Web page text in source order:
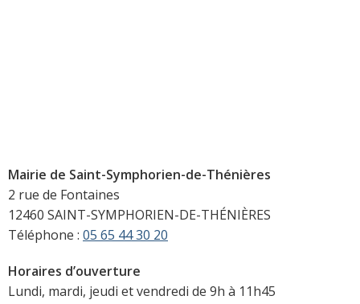
Mairie de Saint-Symphorien-de-Thénières
2 rue de Fontaines
12460 SAINT-SYMPHORIEN-DE-THÉNIÈRES
Téléphone : 05 65 44 30 20
Horaires d’ouverture
Lundi, mardi, jeudi et vendredi de 9h à 11h45